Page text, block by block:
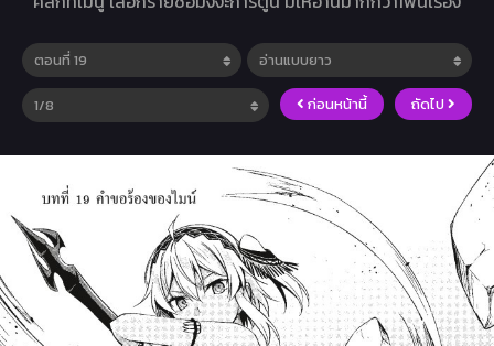
ก่อนหน้านี้ ถัดไป